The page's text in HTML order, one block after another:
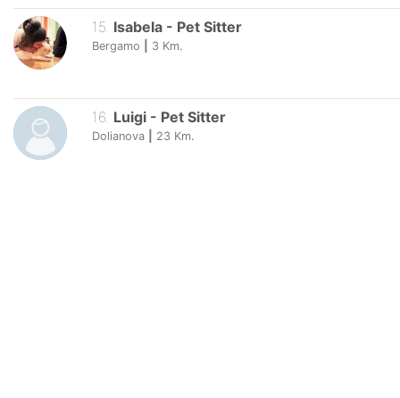
15 Isabela - Pet Sitter
Bergamo 3 Km.
16 Luigi - Pet Sitter
Dolianova 23 Km.